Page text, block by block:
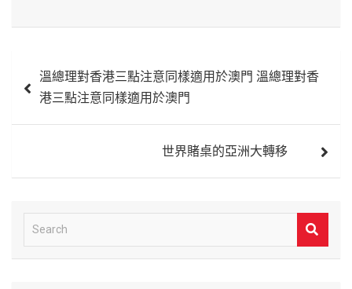
章
溫總理對香港三點注意同樣適用於澳門 溫總理對香
港三點注意同樣適用於澳門
世界賭桌的亞洲大轉移
e